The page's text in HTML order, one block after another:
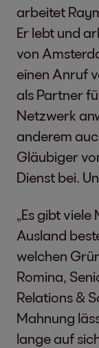
arbeitet
Er lebt und
von
einen Anruf
als Partner
Netzwerk
anderem
Gläubiger
Dienst bei.
„Es gibt
Ausland
welchen
Romina,
Relations &
Mahnung
lange auf